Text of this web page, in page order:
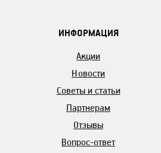
ИНФОРМАЦИЯ
Акции
Новости
Советы и статьи
Партнерам
Отзывы
Вопрос-ответ